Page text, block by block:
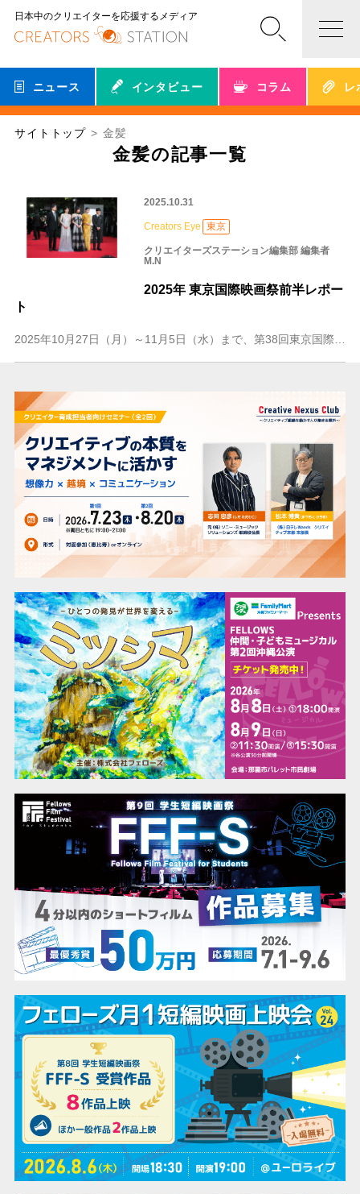
日本中のクリエイターを応援するメディア
ニュース インタビュー コラム レ
サイトトップ 金髪
金髪の記事一覧
2025.10.31
Creators Eye 東京
クリエイターズステーション編集部 編集者
M.N
2025年 東京国際映画祭前半レポー
ト